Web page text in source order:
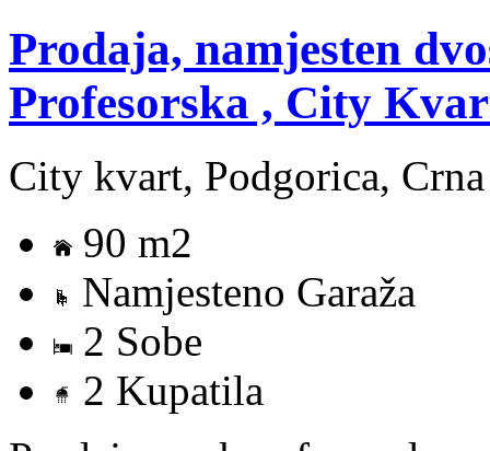
Prodaja, namjesten
Profesorska , City
City kvart, Podgorica,
90 m2
Namjesteno Garaža
2 Sobe
2 Kupatila